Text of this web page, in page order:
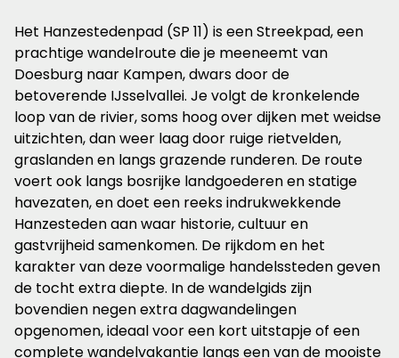
Het Hanzestedenpad (SP 11) is een Streekpad, een
prachtige wandelroute die je meeneemt van
Doesburg naar Kampen, dwars door de
betoverende IJsselvallei. Je volgt de kronkelende
loop van de rivier, soms hoog over dijken met weidse
uitzichten, dan weer laag door ruige rietvelden,
graslanden en langs grazende runderen. De route
voert ook langs bosrijke landgoederen en statige
havezaten, en doet een reeks indrukwekkende
Hanzesteden aan waar historie, cultuur en
gastvrijheid samenkomen. De rijkdom en het
karakter van deze voormalige handelssteden geven
de tocht extra diepte. In de wandelgids zijn
bovendien negen extra dagwandelingen
opgenomen, ideaal voor een kort uitstapje of een
complete wandelvakantie langs een van de mooiste